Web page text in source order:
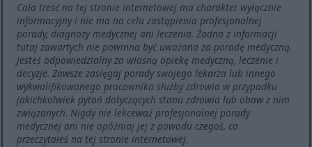
Cała treść na tej stronie internetowej ma charakter wyłącznie
informacyjny i nie ma na celu zastąpienia profesjonalnej
porady, diagnozy medycznej ani leczenia. Żadna z informacji
tutaj zawartych nie powinna być uważana za poradę medyczną.
Jesteś odpowiedzialny za własną opiekę medyczną, leczenie i
decyzje. Zawsze zasięgaj porady swojego lekarza lub innego
wykwalifikowanego pracownika służby zdrowia w przypadku
jakichkolwiek pytań dotyczących stanu zdrowia lub obaw z nim
związanych. Nigdy nie lekceważ profesjonalnej porady
medycznej ani nie opóźniaj jej z powodu czegoś, co
przeczytałeś na tej stronie internetowej.